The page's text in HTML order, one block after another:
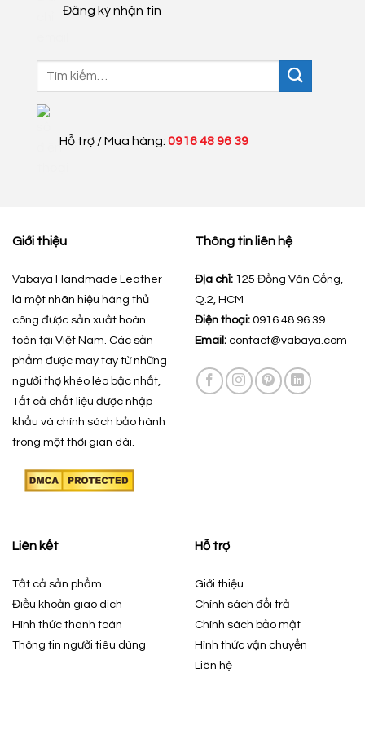
Đăng ký nhận tin
Hỗ trợ / Mua hàng: 0916 48 96 39
Giới thiệu
Vabaya Handmade Leather
là một nhãn hiệu hàng thủ
công được sản xuất hoàn
toàn tại Việt Nam. Các sản
phẩm được may tay từ những
người thợ khéo léo bậc nhất,
Tất cả chất liệu được nhập
khẩu và chính sách bảo hành
trong một thời gian dài.
Thông tin liên hệ
Địa chỉ: 125 Đồng Văn Cống,
Q.2, HCM
Điện thoại: 0916 48 96 39
Email: contact@vabaya.com
Liên kết
Tất cả sản phẩm
Điều khoản giao dịch
Hình thức thanh toán
Thông tin người tiêu dùng
Hỗ trợ
Giới thiệu
Chính sách đổi trả
Chính sách bảo mật
Hình thức vận chuyển
Liên hệ